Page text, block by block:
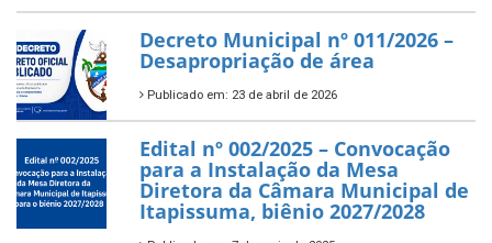
Decreto Municipal nº 011/2026 –
Desapropriação de área
Publicado em: 23 de abril de 2026
Edital nº 002/2025 – Convocação
para a Instalação da Mesa
Diretora da Câmara Municipal de
Itapissuma, biênio 2027/2028